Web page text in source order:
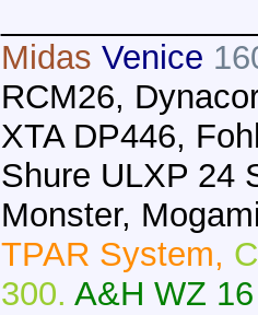
Midas Venice
RCM26,
XTA DP446,
Shure ULXP 24
Monster,
TPAR System,
300. A&H WZ